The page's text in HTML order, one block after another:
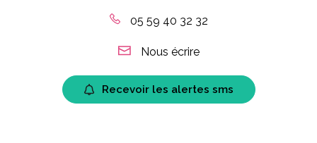
05 59 40 32 32
Nous écrire
Recevoir les alertes sms